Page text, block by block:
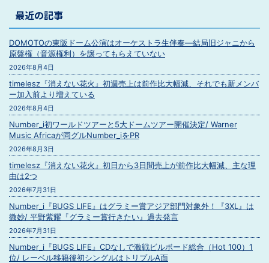
最近の記事
DOMOTOの東阪ドーム公演はオーケストラ生伴奏―結局旧ジャニから
原盤権（音源権利）を譲ってもらえていない
2026年8月4日
timelesz『消えない花火』初週売上は前作比大幅減、それでも新メンバ
ー加入前より増えている
2026年8月4日
Number_i初ワールドツアーと5大ドームツアー開催決定/ Warner
Music Africaが同グルNumber_iをPR
2026年8月3日
timelesz『消えない花火』初日から3日間売上が前作比大幅減、主な理
由は2つ
2026年7月31日
Number_i『BUGS LIFE』はグラミー賞アジア部門対象外！『3XL』は
微妙/ 平野紫耀『グラミー賞行きたい』過去発言
2026年7月31日
Number_i『BUGS LIFE』CDなしで激戦ビルボード総合（Hot 100）1
位/ レーベル移籍後初シングルはトリプルA面